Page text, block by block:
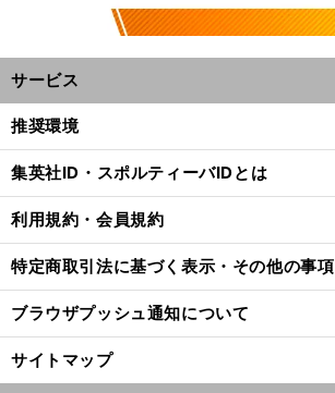
サービス
推奨環境
集英社ID・スポルティーバIDとは
利用規約・会員規約
特定商取引法に基づく表示・その他の事項
ブラウザプッシュ通知について
サイトマップ